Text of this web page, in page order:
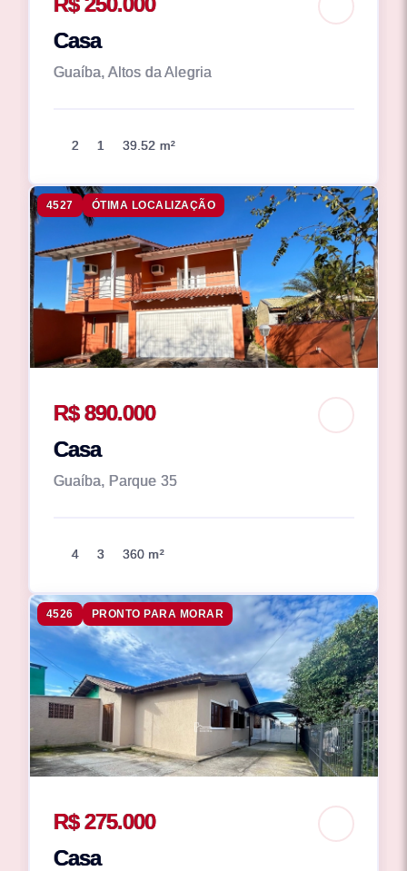
Casa
Guaíba, Altos da Alegria
2 1 39.52 m²
4527 ÓTIMA LOCALIZAÇÃO
R$ 890.000
Casa
Guaíba, Parque 35
4 3 360 m²
4526 PRONTO PARA MORAR
R$ 275.000
Casa